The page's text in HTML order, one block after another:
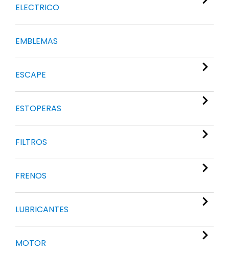
ELECTRICO
EMBLEMAS
ESCAPE
ESTOPERAS
FILTROS
FRENOS
LUBRICANTES
MOTOR